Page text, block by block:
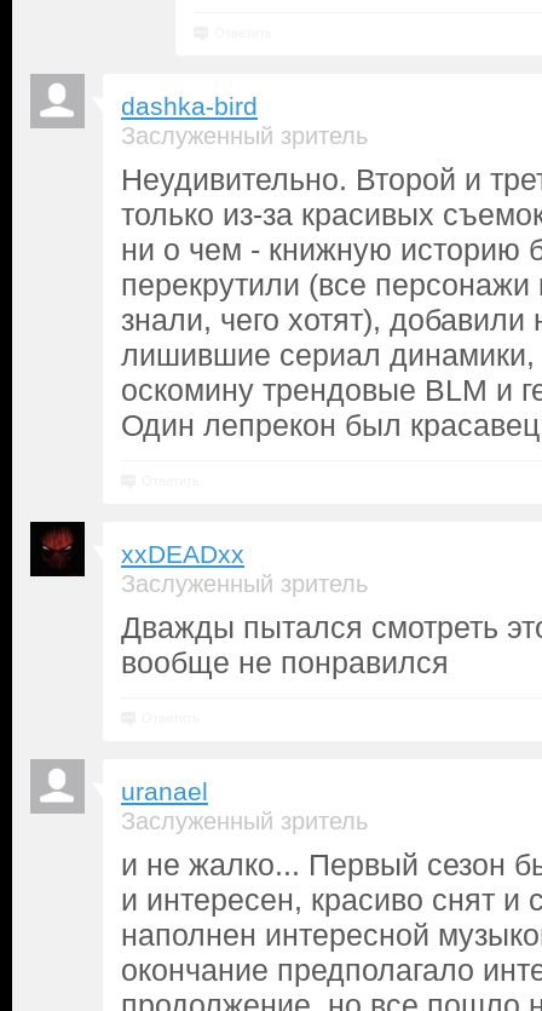
dashka-bird
Заслуженный зритель
Неудивительно. Второй и
только из-за красивых
ни о чем - книжную историю
перекрутили (все персонажи
знали, чего хотят),
лишившие сериал
оскомину трендовые BLM и
Один лепрекон был
xxDEADxx
Заслуженный зритель
Дважды пытался смотреть
вообще не понравился
uranael
Заслуженный зритель
и не жалко... Первый сезон
и интересен, красиво снят и
наполнен интересной
окончание предполагало